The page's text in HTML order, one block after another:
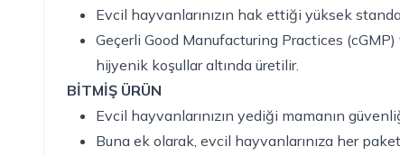
Evcil hayvanlarınızın hak ettiği yüksek
Geçerli Good Manufacturing Practices
hijyenik koşullar altında üretilir.
BİTMİŞ ÜRÜN
Evcil hayvanlarınızın yediği mamanın
Buna ek olarak, evcil hayvanlarınıza her